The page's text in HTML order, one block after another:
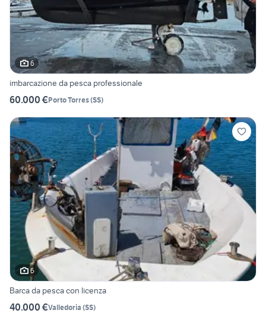
6
imbarcazione da pesca professionale
60.000 €Porto Torres(SS)
6
Barca da pesca con licenza
40.000 €Valledoria (SS)